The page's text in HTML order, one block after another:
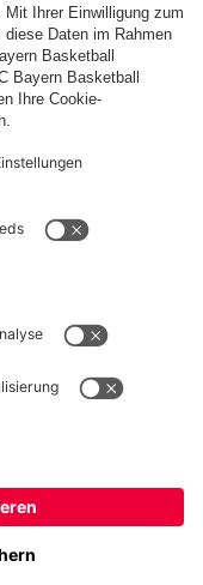
AG
81547 München
liefern!
liefern!